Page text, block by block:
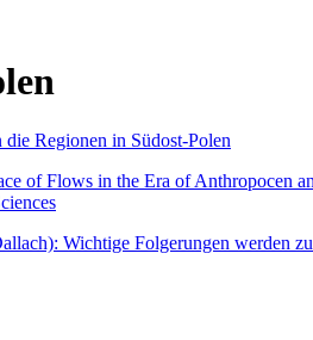
Regionen in Südost-Polen
of Flows in the Era of Anthropocen
Wichtige Folgerungen werden